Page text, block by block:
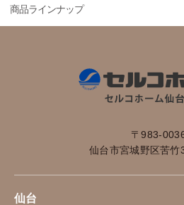
商品ラインナップ
〒983-
仙台市宮城野区苦竹
仙台